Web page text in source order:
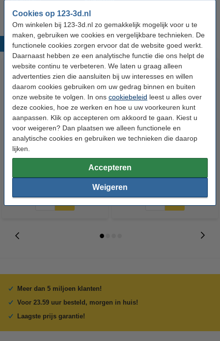
Cookies op 123-3d.nl
Om winkelen bij 123-3d.nl zo gemakkelijk mogelijk voor u te
maken, gebruiken we cookies en vergelijkbare technieken. De
functionele cookies zorgen ervoor dat de website goed werkt.
Daarnaast hebben ze een analytische functie die ons helpt de
website continu te verbeteren. We laten u graag alleen
advertenties zien die aansluiten bij uw interesses en willen
daarom cookies gebruiken om uw gedrag binnen en buiten
onze website te volgen. In ons cookiebeleid leest u alles over
deze cookies, hoe ze werken en hoe u uw voorkeuren kunt
aanpassen. Klik op accepteren om akkoord te gaan. Kiest u
voor weigeren? Dan plaatsen we alleen functionele en
analytische cookies en gebruiken we technieken die daarop
lijken.
Accepteren
Weigeren
Populaire producten
123accu Xtreme Power MN1500
Penlite AA batterij 24 stuks
123accu Xtreme Power MN2400
Meer dan 5 miljoen klanten!
Voor 23.59 uur besteld, morgen in huis!
Laagste prijs garantie!